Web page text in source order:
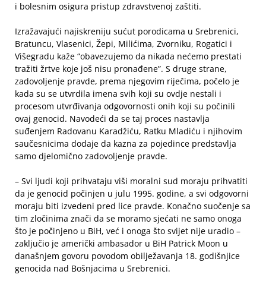
i bolesnim osigura pristup zdravstvenoj zaštiti.
Izražavajući najiskreniju sućut porodicama u Srebrenici,
Bratuncu, Vlasenici, Žepi, Milićima, Zvorniku, Rogatici i
Višegradu kaže “obavezujemo da nikada nećemo prestati
tražiti žrtve koje još nisu pronađene”. S druge strane,
zadovoljenje pravde, prema njegovim riječima, počelo je
kada su se utvrdila imena svih koji su ovdje nestali i
procesom utvrđivanja odgovornosti onih koji su počinili
ovaj genocid. Navodeći da se taj proces nastavlja
suđenjem Radovanu Karadžiću, Ratku Mladiću i njihovim
saučesnicima dodaje da kazna za pojedince predstavlja
samo djelomično zadovoljenje pravde.
– Svi ljudi koji prihvataju viši moralni sud moraju prihvatiti
da je genocid počinjen u julu 1995. godine, a svi odgovorni
moraju biti izvedeni pred lice pravde. Konačno suočenje sa
tim zločinima znači da se moramo sjećati ne samo onoga
što je počinjeno u BiH, već i onoga što svijet nije uradio –
zaključio je američki ambasador u BiH Patrick Moon u
današnjem govoru povodom obilježavanja 18. godišnjice
genocida nad Bošnjacima u Srebrenici.